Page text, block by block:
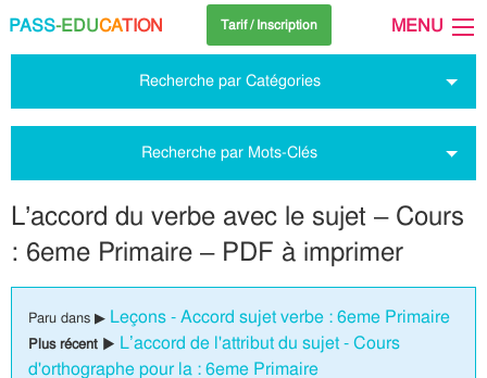
PASS-EDUCATION Tarif / Inscription MENU
Recherche par Catégories
Recherche par Mots-Clés
L’accord du verbe avec le sujet – Cours
: 6eme Primaire – PDF à imprimer
Paru dans ▶ Leçons - Accord sujet verbe : 6eme Primaire
Plus récent ▶ L’accord de l'attribut du sujet - Cours
d'orthographe pour la : 6eme Primaire